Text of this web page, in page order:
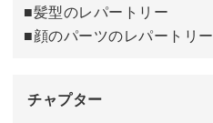
■髪型のレパートリー
■顔のパーツのレパートリー
チャプター